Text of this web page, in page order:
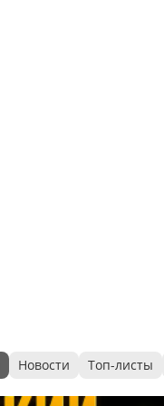
Новости Топ-листы